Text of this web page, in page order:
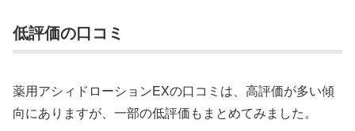
低評価の口コミ
薬用アシィドローションEXの口コミは、高評価が多い傾
向にありますが、一部の低評価もまとめてみました。